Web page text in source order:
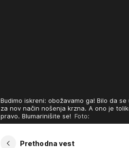
Budimo iskreni: obožavamo ga! Bilo da
za nov način nošenja krzna. A ono je
pravo. Blumarinišite se! Foto:
Prethodna vest